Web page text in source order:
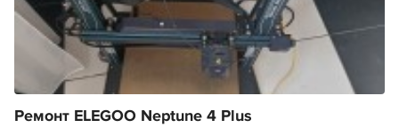
Ремонт ELEGOO Neptune 4 Plus